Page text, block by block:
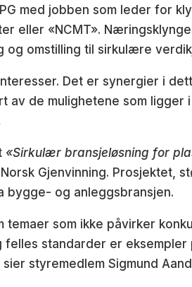
med jobben som leder for
eller «NCMT».
omstilling til sirkulære
Det er synergier i
av de mulighetene som ligger
«Sirkulær bransjeløsning for
Gjenvinning. Prosjektet,
bygge- og anleggsbransjen.
som ikke påvirker
standarder er eksempler
styremedlem Sigmund